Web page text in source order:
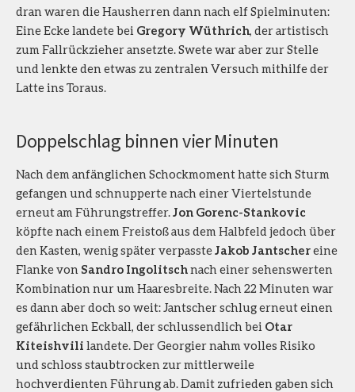
dran waren die Hausherren dann nach elf Spielminuten:
Eine Ecke landete bei Gregory Wüthrich, der artistisch
zum Fallrückzieher ansetzte. Swete war aber zur Stelle
und lenkte den etwas zu zentralen Versuch mithilfe der
Latte ins Toraus.
Doppelschlag binnen vier Minuten
Nach dem anfänglichen Schockmoment hatte sich Sturm
gefangen und schnupperte nach einer Viertelstunde
erneut am Führungstreffer.Jon Gorenc-Stankovic
köpfte nach einem Freistoß aus dem Halbfeld jedoch über
den Kasten, wenig später verpassteJakob Jantschereine
Flanke von Sandro Ingolitschnach einer sehenswerten
Kombination nur um Haaresbreite. Nach 22 Minuten war
es dann aber doch so weit: Jantscher schlug erneut einen
gefährlichen Eckball, der schlussendlich bei Otar
Kiteishvili landete. Der Georgier nahm volles Risiko
und schloss staubtrocken zur mittlerweile
hochverdienten Führung ab. Damit zufrieden gaben sich